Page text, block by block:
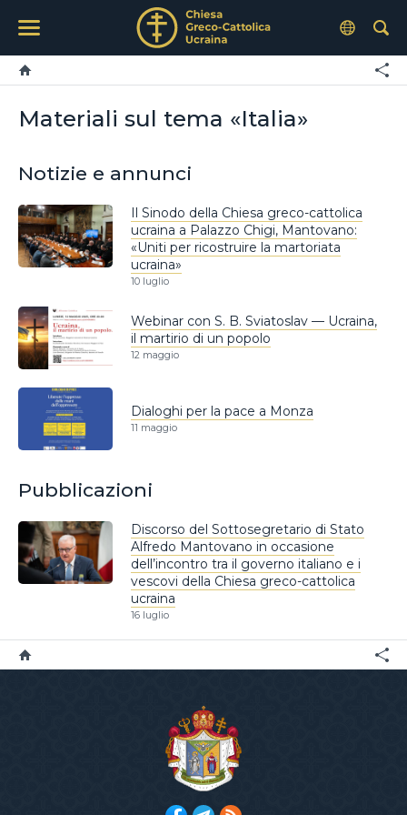
Materiali sul tema «Italia»
Notizie e annunci
Il Sinodo della Chiesa greco-cattolica
ucraina a Palazzo Chigi, Mantovano:
«Uniti per ricostruire la martoriata
ucraina»
10 luglio
Webinar con S. B. Sviatoslav — Ucraina,
il martirio di un popolo
12 maggio
Dialoghi per la pace a Monza
11 maggio
Pubblicazioni
Discorso del Sottosegretario di Stato
Alfredo Mantovano in occasione
dell’incontro tra il governo italiano e i
vescovi della Chiesa greco-cattolica
ucraina
16 luglio